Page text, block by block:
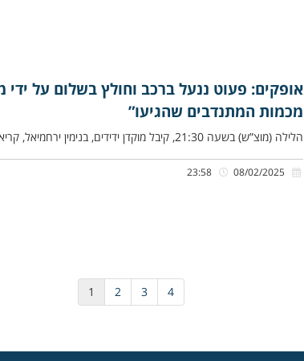
אופקים: פעוט ננעל ברכב וחולץ בשלום על
מכמות המתנדבים שהגיעו”
הלילה (מוצ”ש) בשעה 21:30, קיבל מוקדן ידידים, בנימין ירחמיאל, קריאה אודות פעוט כבן שלוש שננעל בשגגה ברכב לעיני אביו, בחניית
1 2 3 4